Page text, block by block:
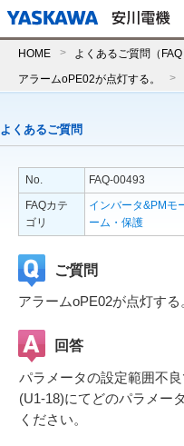
HOME よくあるご質問（FAQ
アラームoPE02が点灯する。
よくあるご質問
No.
FAQ-00493
FAQカテ
ゴリ
インバータ&PMモ
ーム・保護
ご質問
アラームoPE02が点灯する
回答
パラメータの設定範囲不
(U1-18)にてどのパラメー
ください。